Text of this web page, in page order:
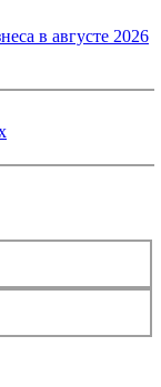
в августе 2026